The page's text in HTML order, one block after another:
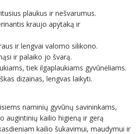
plaukus ir nešvarumus.
kraujo apytaką ir
ir lengvai valomo silikono.
ir palaiko jo švarą.
tiek ilgaplaukiams gyvūnėliams.
dizainas, lengvas laikyti.
naminių gyvūnų savininkams,
augintinių kailio higieną ir gerą
kailio šukavimui, maudymui ir